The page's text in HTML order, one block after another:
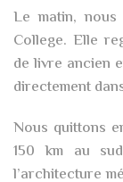
Le matin,
College. Elle
de livre ancien
directement
Nous quittons
150 km au
l’architecture